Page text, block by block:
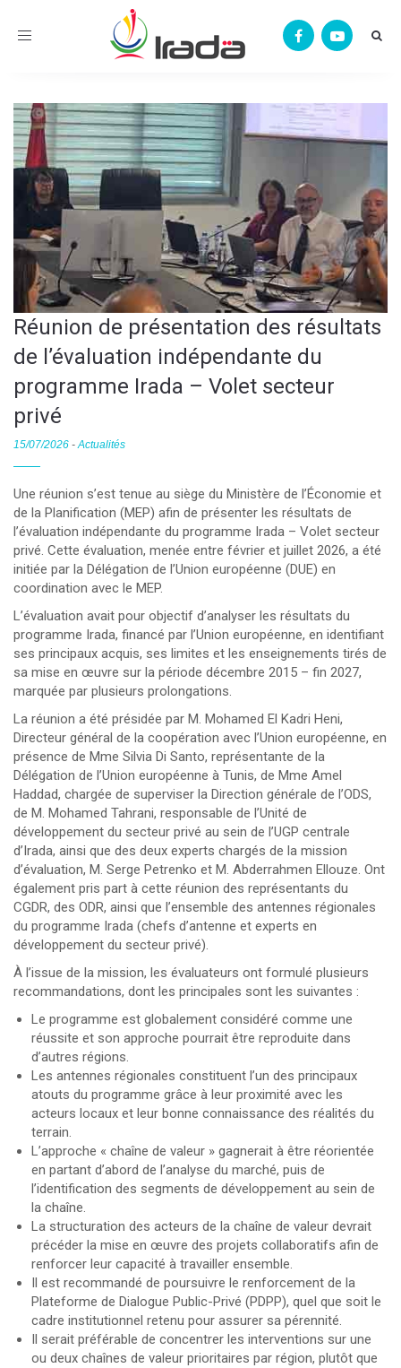
Toggle
Réunion de présentation des résultats
de l’évaluation indépendante du
programme Irada – Volet secteur
privé
15/07/2026 -Actualités
Une réunion s’est tenue au siège du Ministère de l’Économie et
de la Planification (MEP) afin de présenter les résultats de
l’évaluation indépendante du programme Irada – Volet secteur
privé. Cette évaluation, menée entre février et juillet 2026, a été
initiée par la Délégation de l’Union européenne (DUE) en
coordination avec le MEP.
L’évaluation avait pour objectif d’analyser les résultats du
programme Irada, financé par l’Union européenne, en identifiant
ses principaux acquis, ses limites et les enseignements tirés de
sa mise en œuvre sur la période décembre 2015 – fin 2027,
marquée par plusieurs prolongations.
La réunion a été présidée par M. Mohamed El Kadri Heni,
Directeur général de la coopération avec l’Union européenne, en
présence de Mme Silvia Di Santo, représentante de la
Délégation de l’Union européenne à Tunis, de Mme Amel
Haddad, chargée de superviser la Direction générale de l’ODS,
de M. Mohamed Tahrani, responsable de l’Unité de
développement du secteur privé au sein de l’UGP centrale
d’Irada, ainsi que des deux experts chargés de la mission
d’évaluation, M. Serge Petrenko et M. Abderrahmen Ellouze. Ont
également pris part à cette réunion des représentants du
CGDR, des ODR, ainsi que l’ensemble des antennes régionales
du programme Irada (chefs d’antenne et experts en
développement du secteur privé).
À l’issue de la mission, les évaluateurs ont formulé plusieurs
recommandations, dont les principales sont les suivantes :
Le programme est globalement considéré comme une
réussite et son approche pourrait être reproduite dans
d’autres régions.
Les antennes régionales constituent l’un des principaux
atouts du programme grâce à leur proximité avec les
acteurs locaux et leur bonne connaissance des réalités du
terrain.
L’approche « chaîne de valeur » gagnerait à être réorientée
en partant d’abord de l’analyse du marché, puis de
l’identification des segments de développement au sein de
la chaîne.
La structuration des acteurs de la chaîne de valeur devrait
précéder la mise en œuvre des projets collaboratifs afin de
renforcer leur capacité à travailler ensemble.
Il est recommandé de poursuivre le renforcement de la
Plateforme de Dialogue Public-Privé (PDPP), quel que soit le
cadre institutionnel retenu pour assurer sa pérennité.
Il serait préférable de concentrer les interventions sur une
ou deux chaînes de valeur prioritaires par région, plutôt que